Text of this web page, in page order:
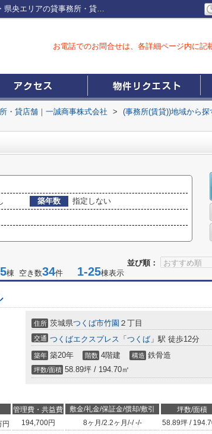
つくば市の事務所一覧つくば市、土浦市、守谷市、水戸市など茨城県南・県央エリアの貸事務所・貸店舗｜一誠商事株式会社
お電話でのお問合せは、各詳細ページ内に記
・貸店舗｜一誠商事株式会社 > (事務所(賃貸))地域から探
築年数
指定しない
並び順：
棟 空き数34件 1-25棟表示
住所 茨城県つくば市竹園 ２丁目
交通 つくばエクスプレス 「 つくば 」駅 徒歩12分
築年 築20年 階数 4階建 構造 鉄骨造
坪数/面積 58.89坪 / 194.70㎡
管理費・共益費 敷金/礼金/保証金/償却/敷引 坪数/面積
円 194,700円 8ヶ月 /2.2ヶ月 /-/-/- 58.89坪 /